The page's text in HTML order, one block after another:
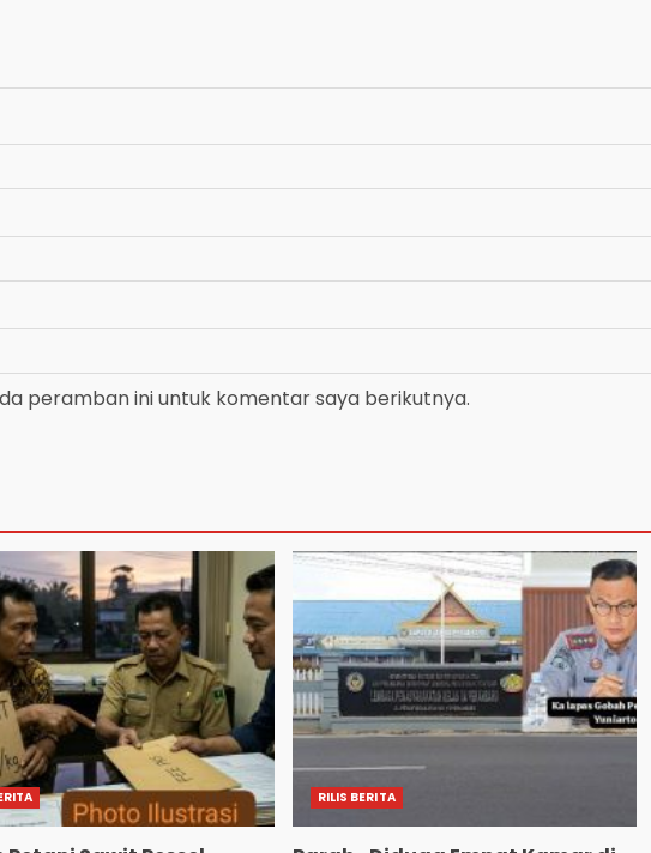
peramban ini untuk komentar saya berikutnya.
RILIS BERITA